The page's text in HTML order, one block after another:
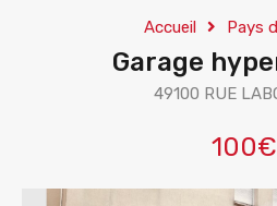
Accueil Pays
Garage
49100 RUE
100€